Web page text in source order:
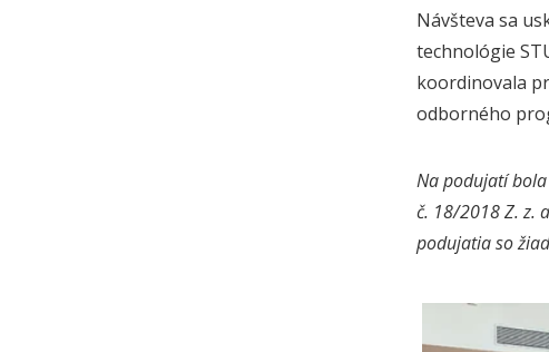
Návšteva sa
technológie
koordinovala
odborného
Na podujatí
č. 18/2018 Z. z.
podujatia so